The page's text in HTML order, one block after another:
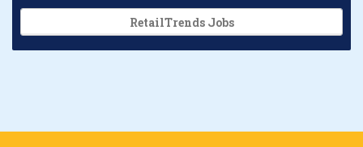
RetailTrends Jobs